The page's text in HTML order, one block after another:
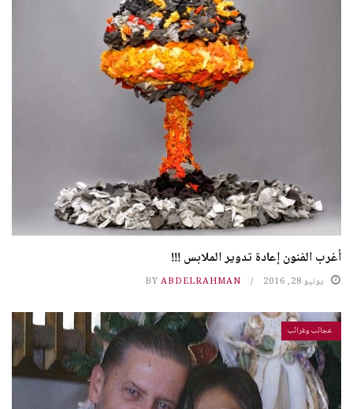
أغرب الفنون إعادة تدوير الملابس !!!
يونيو 28, 2016 BY ABDELRAHMAN
عجائب وغرائب